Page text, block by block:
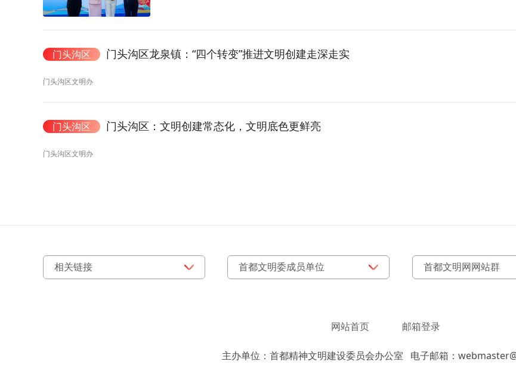
门头沟区 门头沟区龙泉镇：“四个转变”推进文明创建走深走实
门头沟区文明办
门头沟区 门头沟区：文明创建常态化，文明底色更鲜亮
门头沟区文明办
网站首页 邮箱登录
主办单位：首都精神文明建设委员会办公室 电子邮箱：